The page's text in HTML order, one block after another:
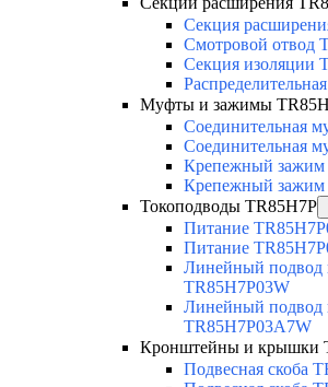
Секция
Смотровой отвод
Секция изоляции
Муфты и зажимы
Соединительная
Соединительная
Крепежный зажим
Крепежный зажим
Токоподводы TR85H7P
Питание
Питание
Линейный подвод
TR85H7P03W
Линейный подвод
TR85H7P03A7W
Кронштейны и крышки
Подвесная скоба